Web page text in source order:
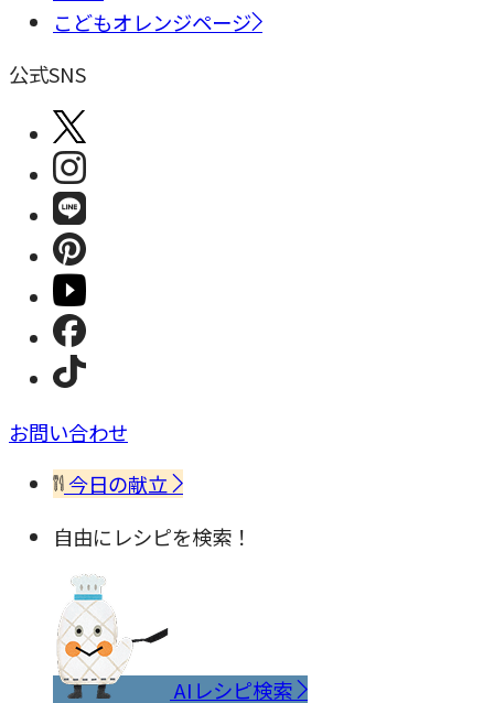
こどもオレンジページ
公式SNS
お問い合わせ
今日の献立
自由にレシピを検索！
AIレシピ検索